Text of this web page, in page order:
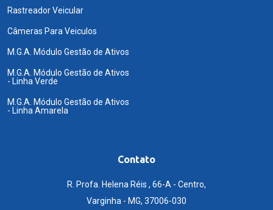
Rastreador Veicular
Câmeras Para Veiculos
M.G.A. Módulo Gestão de Ativos
M.G.A. Módulo Gestão de Ativos
- Linha Verde
M.G.A. Módulo Gestão de Ativos
- Linha Amarela
Contato
R. Profa. Helena Réis , 66-A - Centro,
Varginha - MG, 37006-030